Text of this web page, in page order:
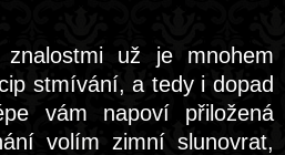
už je mnohem
stmívání, a tedy i dopad
vám napoví přiložená
volím zimní slunovrat,